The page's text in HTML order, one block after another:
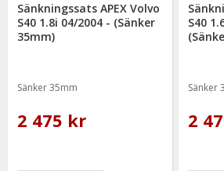
Sänkningssats APEX Volvo
S40 1.8i 04/2004 - (Sänker
35mm)
Sänker 35mm
2 475 kr
S40
Sänker
2